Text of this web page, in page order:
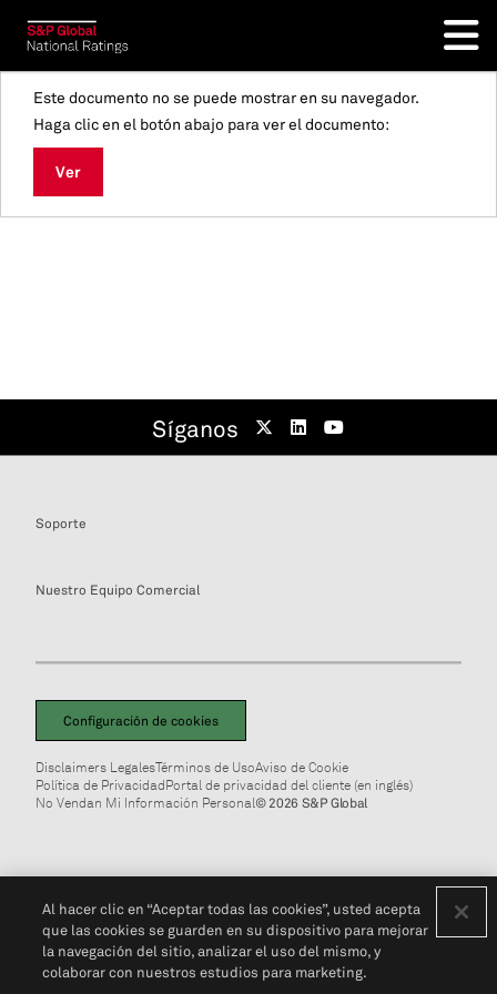
Este documento no se puede mostrar en su navegador.
Haga clic en el botón abajo para ver el documento:
Ver
Síganos
Soporte
Nuestro Equipo Comercial
Configuración de cookies
Disclaimers LegalesTérminos de UsoAviso de Cookie
Política de PrivacidadPortal de privacidad del cliente (en inglés)
No Vendan Mi Información Personal© 2026 S&P Global
Al hacer clic en “Aceptar todas las cookies”, usted acepta
que las cookies se guarden en su dispositivo para mejorar
la navegación del sitio, analizar el uso del mismo, y
colaborar con nuestros estudios para marketing.